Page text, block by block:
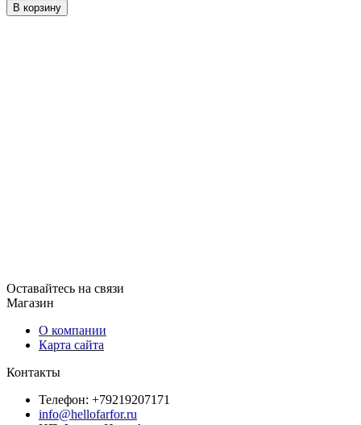
В корзину
Оставайтесь на связи
Магазин
О компании
Карта сайта
Контакты
Телефон: +79219207171
info@hellofarfor.ru